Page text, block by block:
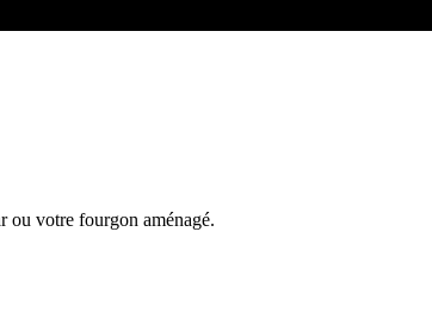
ou votre fourgon aménagé.